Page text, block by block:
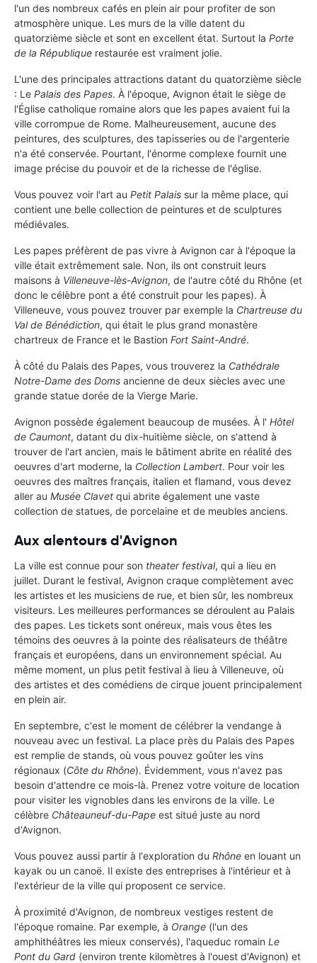
l'un des nombreux cafés en plein air pour profiter de son
atmosphère unique. Les murs de la ville datent du
quatorzième siècle et sont en excellent état. Surtout la Porte
de la République restaurée est vraiment jolie.
L'une des principales attractions datant du quatorzième siècle
: Le Palais des Papes. À l'époque, Avignon était le siège de
l'Église catholique romaine alors que les papes avaient fui la
ville corrompue de Rome. Malheureusement, aucune des
peintures, des sculptures, des tapisseries ou de l'argenterie
n'a été conservée. Pourtant, l'énorme complexe fournit une
image précise du pouvoir et de la richesse de l'église.
Vous pouvez voir l'art au Petit Palais sur la même place, qui
contient une belle collection de peintures et de sculptures
médiévales.
Les papes préfèrent de pas vivre à Avignon car à l'époque la
ville était extrêmement sale. Non, ils ont construit leurs
maisons à Villeneuve-lès-Avignon, de l'autre côté du Rhône (et
donc le célèbre pont a été construit pour les papes). À
Villeneuve, vous pouvez trouver par exemple la Chartreuse du
Val de Bénédiction, qui était le plus grand monastère
chartreux de France et le Bastion Fort Saint-André.
À côté du Palais des Papes, vous trouverez la Cathédrale
Notre-Dame des Doms ancienne de deux siècles avec une
grande statue dorée de la Vierge Marie.
Avignon possède également beaucoup de musées. À l' Hôtel
de Caumont, datant du dix-huitième siècle, on s'attend à
trouver de l'art ancien, mais le bâtiment abrite en réalité des
oeuvres d'art moderne, la Collection Lambert. Pour voir les
oeuvres des maîtres français, italien et flamand, vous devez
aller au Musée Clavet qui abrite également une vaste
collection de statues, de porcelaine et de meubles anciens.
Aux alentours d'Avignon
La ville est connue pour son theater festival, qui a lieu en
juillet. Durant le festival, Avignon craque complètement avec
les artistes et les musiciens de rue, et bien sûr, les nombreux
visiteurs. Les meilleures performances se déroulent au Palais
des papes. Les tickets sont onéreux, mais vous êtes les
témoins des oeuvres à la pointe des réalisateurs de théâtre
français et européens, dans un environnement spécial. Au
même moment, un plus petit festival à lieu à Villeneuve, où
des artistes et des comédiens de cirque jouent principalement
en plein air.
En septembre, c'est le moment de célébrer la vendange à
nouveau avec un festival. La place près du Palais des Papes
est remplie de stands, où vous pouvez goûter les vins
régionaux (Côte du Rhône). Évidemment, vous n'avez pas
besoin d'attendre ce mois-là. Prenez votre voiture de location
pour visiter les vignobles dans les environs de la ville. Le
célèbre Châteauneuf-du-Pape est situé juste au nord
d'Avignon.
Vous pouvez aussi partir à l'exploration du Rhône en louant un
kayak ou un canoë. Il existe des entreprises à l'intérieur et à
l'extérieur de la ville qui proposent ce service.
À proximité d'Avignon, de nombreux vestiges restent de
l'époque romaine. Par exemple, à Orange (l'un des
amphithéâtres les mieux conservés), l'aqueduc romain Le
Pont du Gard (environ trente kilomètres à l'ouest d'Avignon) et